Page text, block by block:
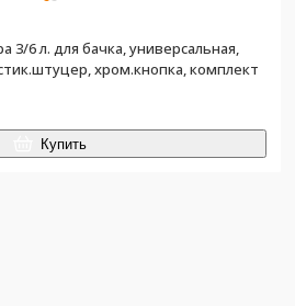
6 л. для бачка, универсальная,
хром.кнопка, комплект
Купить